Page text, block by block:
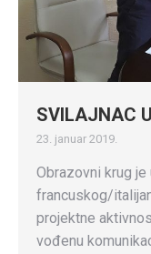
SVILAJNAC
23. januar 2019.
Obrazovni krug
francuskog/
projektne
vođenu